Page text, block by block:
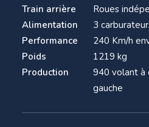
Train arrière
Roues
Alimentation
3
Performance
240 Km/h
Poids
1219 kg
Production
940 volant à
gauche